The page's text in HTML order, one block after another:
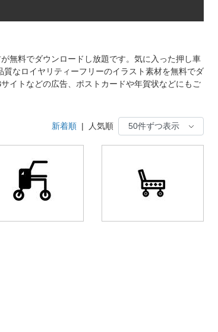
無料でダウンロードし放題です。気に入った押し車
なロイヤリティーフリーのイラスト素材を無料でダ
イトなどの広告、ポストカードや年賀状などにもご
新着順 | 人気順